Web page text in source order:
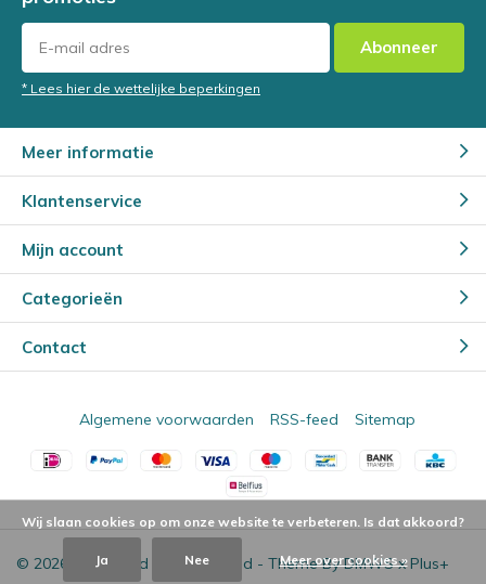
Abonneer
* Lees hier de wettelijke beperkingen
Meer informatie
Klantenservice
Mijn account
Categorieën
Contact
© 2026 - Powered by Lightspeed - Theme ByDMWSxPlus+
Algemene voorwaarden RSS-feed Sitemap
Wij slaan cookies op om onze website te verbeteren. Is dat akkoord?
Ja Nee Meer over cookies »